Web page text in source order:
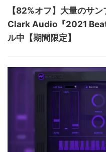
【82%オフ】大量のサ
Clark Audio『2021
ル中【期間限定】